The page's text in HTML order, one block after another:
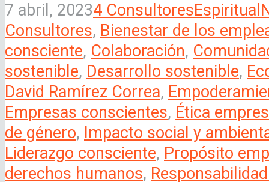
7 abril, 20234 ConsultoresEspiritual
Consultores, Bienestar de los
consciente, Colaboración,
sostenible, Desarrollo sostenible,
David Ramírez Correa,
Empresas conscientes, Ética
de género, Impacto social y
Liderazgo consciente, Propósito
derechos humanos,